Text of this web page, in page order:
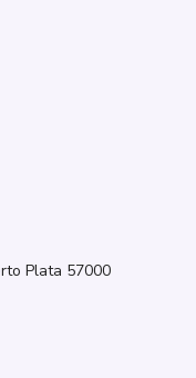
Plata 57000